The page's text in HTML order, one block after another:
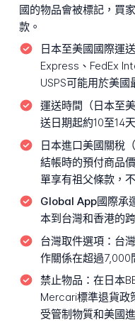
國的物品會被標記，買
款。
日本至美國國際運
Express、FedEx
USPS可能用於美國
運送時間（日本至
送日期起約10至14天
日本進口美國關稅
結帳時的預付商品
單享有祖父條款，
Global App國際承
本到台灣和香港的
台灣取件選項： 台
作關係在超過7,000
禁止物品： 在日本
Mercari標準退貨政
受管制物質和美國